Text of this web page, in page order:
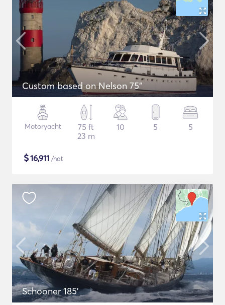
Custom based on Nelson 75"
Motoryacht
75 ft
23 m
10 5 5
$16,911 /nat
Schooner 185'